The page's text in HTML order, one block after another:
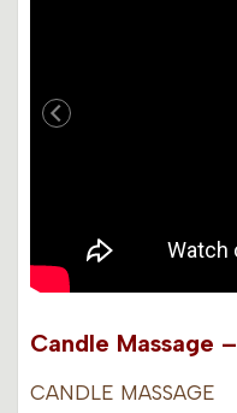
Candle Massage
CANDLE MASSAGE